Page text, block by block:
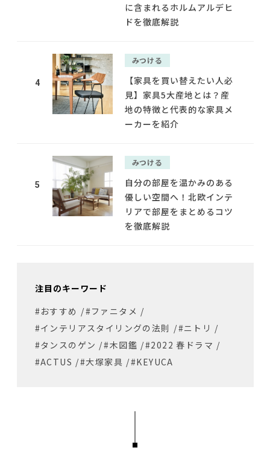
に含まれるホルムアルデヒ
ドを徹底解説
4
みつける
【家具を買い替えたい人必
見】家具5大産地とは？産
地の特徴と代表的な家具メ
ーカーを紹介
5
みつける
自分の部屋を温かみのある
優しい空間へ！北欧インテ
リアで部屋をまとめるコツ
を徹底解説
注目のキーワード
#おすすめ /#ファニタメ /
#インテリアスタイリングの法則 /#ニトリ /
#タンスのゲン /#木図鑑 /#2022 春ドラマ /
#ACTUS /#大塚家具 /#KEYUCA